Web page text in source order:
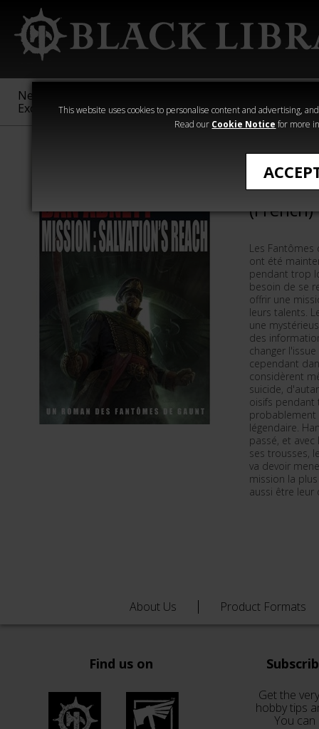
This website uses cookies to personalise content and advertising,
Read our Cookie Notice for more
New &
Exclusive
Sigmar
40,000
Heresy
Mission:
(French)
Les Fantômes
ont été
pendant trop
besoin de se
offrir une
leurs talents.
une
des
changer
cependant
considèrent
suicide,
oisifs
probablement
légendaire.
passé, et
ses trousses,
va devoir
mission la
aussi être leur
About Us Product Formats
Find us on
Get the
hobby tips
You